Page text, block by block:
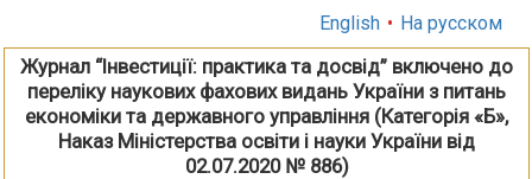
English • На русском
Журнал “Інвестиції: практика та досвід” включено до
переліку наукових фахових видань України з питань
економіки та державного управління (Категорія «Б»,
Наказ Міністерства освіти і науки України від
02.07.2020 № 886)